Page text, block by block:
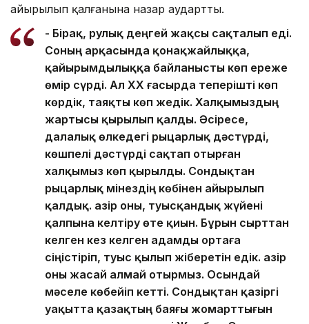
айырылып қалғанына назар аудартты.
- Бірақ, рулық деңгей жақсы сақталып еді.
Соның арқасында қонақжайлыққа,
қайырымдылыққа байланысты көп ереже
өмір сүрді. Ал ХХ ғасырда теперішті көп
көрдік, таяқты көп жедік. Халқымыздың
жартысы қырылып қалды. Әсіресе,
далалық өлкедегі рыцарлық дәстүрді,
көшпелі дәстүрді сақтап отырған
халқымыз көп қырылды. Сондықтан
рыцарлық мінездің көбінен айырылып
қалдық. Қазір оны, туысқандық жүйені
қалпына келтіру өте қиын. Бұрын сырттан
келген кез келген адамды ортаға
сіңістіріп, туыс қылып жіберетін едік. Қазір
оны жасай алмай отырмыз. Осындай
мәселе көбейіп кетті. Сондықтан қазіргі
уақытта қазақтың баяғы жомарттығын